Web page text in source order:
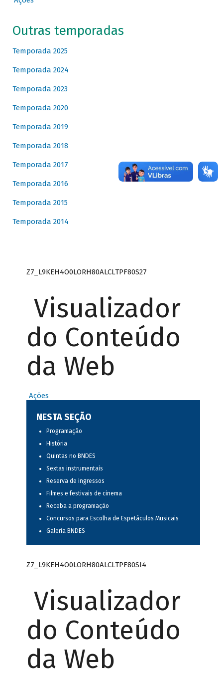
Outras temporadas
Temporada 2025
Temporada 2024
Temporada 2023
Temporada 2020
Temporada 2019
Temporada 2018
Temporada 2017
Temporada 2016
Temporada 2015
Temporada 2014
Z7_L9KEH4O0LORH80ALCLTPF80S27
Visualizador
do Conteúdo
da Web
Ações
NESTA SEÇÃO
Programação
História
Quintas no BNDES
Sextas instrumentais
Reserva de ingressos
Filmes e festivais de cinema
Receba a programação
Concursos para Escolha de Espetáculos Musicais
Galeria BNDES
Z7_L9KEH4O0LORH80ALCLTPF80SI4
Visualizador
do Conteúdo
da Web